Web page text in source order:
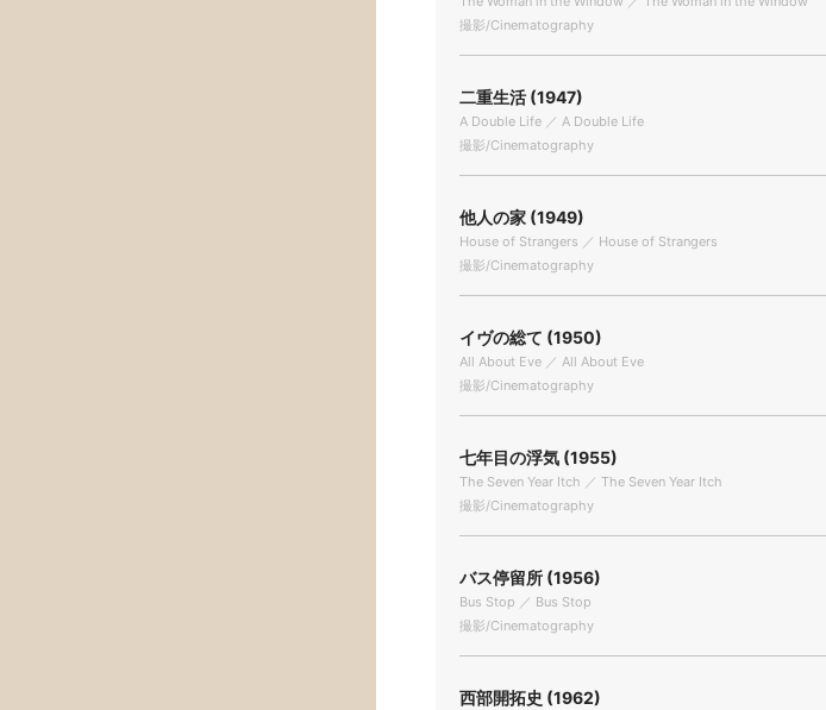
撮影/Cinematography
二重生活 (1947)
A Double Life ／ A Double Life
撮影/Cinematography
他人の家 (1949)
House of Strangers ／ House of Strangers
撮影/Cinematography
イヴの総て (1950)
All About Eve ／ All About Eve
撮影/Cinematography
七年目の浮気 (1955)
The Seven Year Itch ／ The Seven Year Itch
撮影/Cinematography
バス停留所 (1956)
Bus Stop ／ Bus Stop
撮影/Cinematography
西部開拓史 (1962)